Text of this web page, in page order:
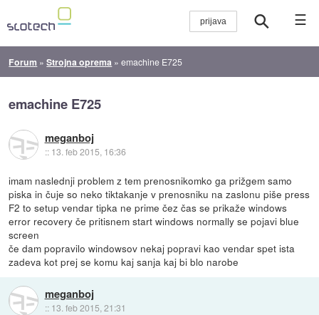
☰
Forum »Strojna oprema »emachine E725
emachine E725
meganboj
:: 13. feb 2015, 16:36
imam naslednji problem z tem prenosnikomko ga prižgem samo
piska in čuje so neko tiktakanje v prenosniku na zaslonu piše press
F2 to setup vendar tipka ne prime čez čas se prikaže windows
error recovery če pritisnem start windows normally se pojavi blue
screen
če dam popravilo windowsov nekaj popravi kao vendar spet ista
zadeva kot prej se komu kaj sanja kaj bi blo narobe
meganboj
:: 13. feb 2015, 21:31